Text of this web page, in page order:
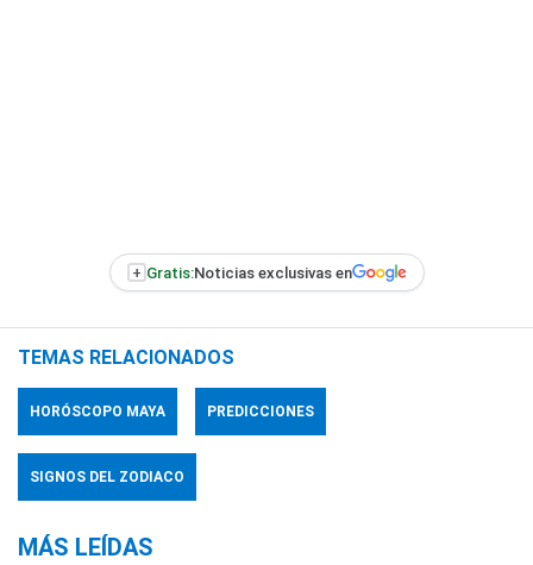
+ Gratis:Noticias exclusivas en
TEMAS RELACIONADOS
HORÓSCOPO MAYA PREDICCIONES
SIGNOS DEL ZODIACO
MÁS LEÍDAS